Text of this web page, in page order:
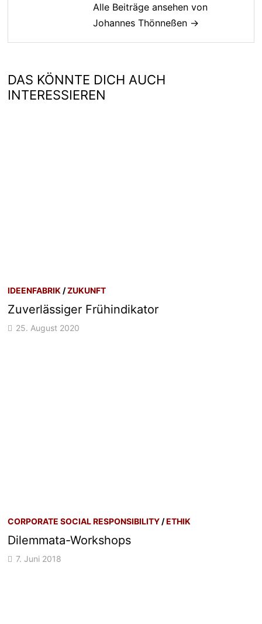
Alle Beiträge ansehen von
Johannes Thönneßen →
DAS KÖNNTE DICH AUCH
INTERESSIEREN
IDEENFABRIK /ZUKUNFT
Zuverlässiger Frühindikator
25. August 2020
CORPORATE SOCIAL RESPONSIBILITY /ETHIK
Dilemmata-Workshops
7. Juni 2018